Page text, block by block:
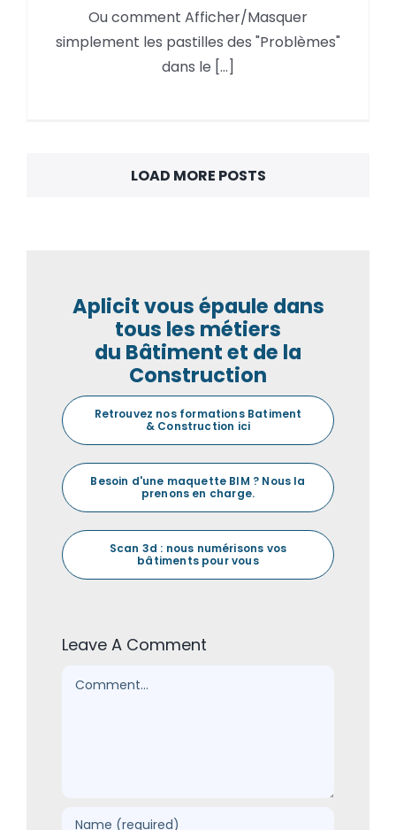
Autodesk Forma,
Afficher/Masquer les
« Problèmes »
Ou comment Afficher/Masquer
simplement les pastilles des "Problèmes"
dans le [...]
LOAD MORE POSTS
Aplicit vous épaule dans
tous les métiers
du Bâtiment et de la
Construction
Retrouvez nos formations Batiment
& Construction ici
Besoin d'une maquette BIM ? Nous la
prenons en charge.
Scan 3d : nous numérisons vos
bâtiments pour vous
Leave A Comment
Comment